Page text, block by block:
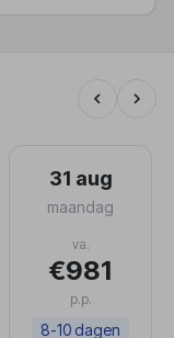
31 aug
maandag
va.
€981
p.p.
8-10 dagen